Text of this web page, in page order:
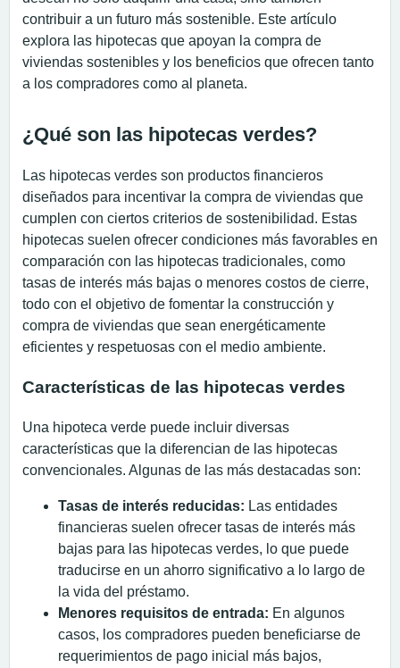
contribuir a un futuro más sostenible. Este artículo
explora las hipotecas que apoyan la compra de
viviendas sostenibles y los beneficios que ofrecen tanto
a los compradores como al planeta.
¿Qué son las hipotecas verdes?
Las hipotecas verdes son productos financieros
diseñados para incentivar la compra de viviendas que
cumplen con ciertos criterios de sostenibilidad. Estas
hipotecas suelen ofrecer condiciones más favorables en
comparación con las hipotecas tradicionales, como
tasas de interés más bajas o menores costos de cierre,
todo con el objetivo de fomentar la construcción y
compra de viviendas que sean energéticamente
eficientes y respetuosas con el medio ambiente.
Características de las hipotecas verdes
Una hipoteca verde puede incluir diversas
características que la diferencian de las hipotecas
convencionales. Algunas de las más destacadas son:
Tasas de interés reducidas: Las entidades
financieras suelen ofrecer tasas de interés más
bajas para las hipotecas verdes, lo que puede
traducirse en un ahorro significativo a lo largo de
la vida del préstamo.
Menores requisitos de entrada: En algunos
casos, los compradores pueden beneficiarse de
requerimientos de pago inicial más bajos,